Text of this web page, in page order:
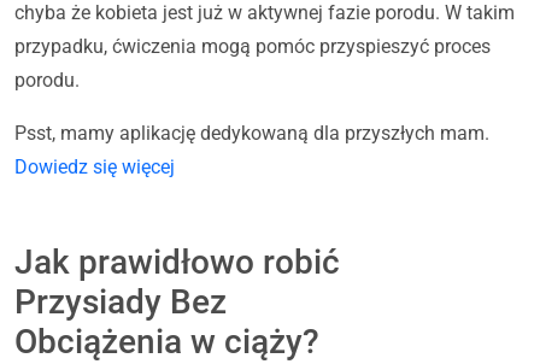
chyba że kobieta jest już w aktywnej fazie porodu. W takim
przypadku, ćwiczenia mogą pomóc przyspieszyć proces
porodu.
Psst, mamy aplikację dedykowaną dla przyszłych mam.
Dowiedz się więcej
Jak prawidłowo robić
Przysiady Bez
Obciążenia w ciąży?